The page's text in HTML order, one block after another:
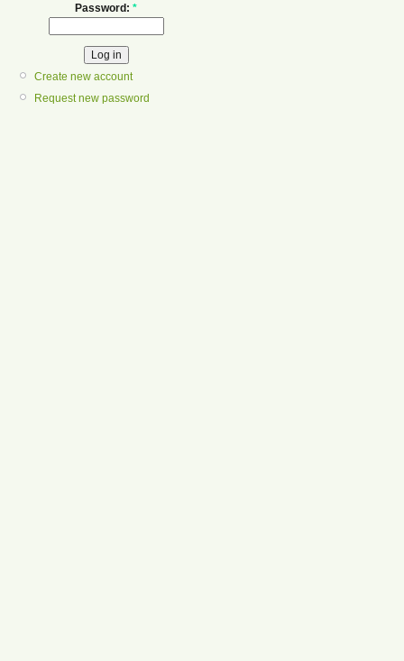
Password: *
Create new account
Request new password